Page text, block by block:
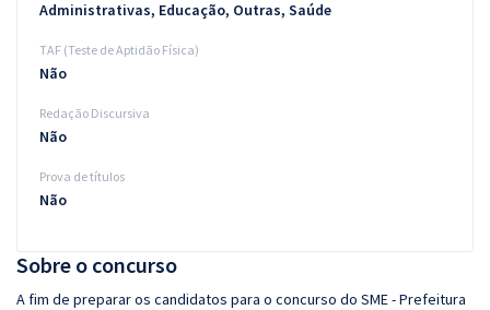
Sobre o concurso
A fim de preparar os candidatos para o concurso do SME - Prefeitura
Administrativas, Educação, Outras, Saúde
TAF (Teste de Aptidão Física)
Não
Redação Discursiva
Não
Prova de títulos
Não